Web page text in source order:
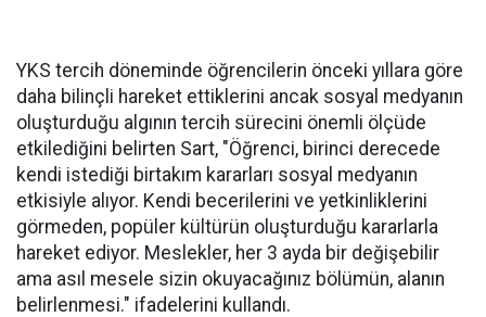
YKS tercih döneminde öğrencilerin önceki yıllara göre
daha bilinçli hareket ettiklerini ancak sosyal medyanın
oluşturduğu algının tercih sürecini önemli ölçüde
etkilediğini belirten Sart, "Öğrenci, birinci derecede
kendi istediği birtakım kararları sosyal medyanın
etkisiyle alıyor. Kendi becerilerini ve yetkinliklerini
görmeden, popüler kültürün oluşturduğu kararlarla
hareket ediyor. Meslekler, her 3 ayda bir değişebilir
ama asıl mesele sizin okuyacağınız bölümün, alanın
belirlenmesi." ifadelerini kullandı.